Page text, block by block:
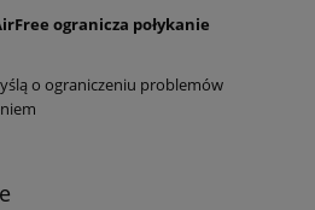
ogranicza połykanie
o ograniczeniu problemów